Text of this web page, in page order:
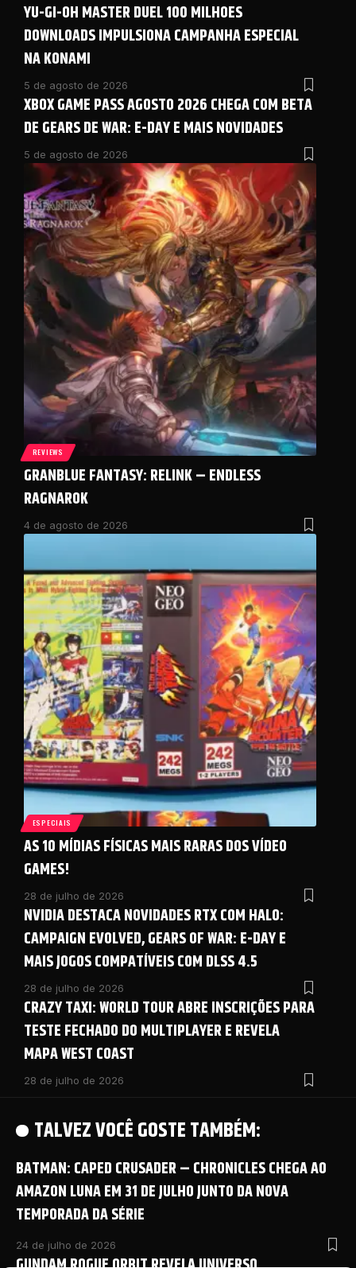
YU-GI-OH MASTER DUEL 100 MILHOES
DOWNLOADS IMPULSIONA CAMPANHA ESPECIAL
NA KONAMI
5 de agosto de 2026
XBOX GAME PASS AGOSTO 2026 CHEGA COM BETA
DE GEARS DE WAR: E-DAY E MAIS NOVIDADES
5 de agosto de 2026
REVIEWS
GRANBLUE FANTASY: RELINK – ENDLESS
RAGNAROK
4 de agosto de 2026
ESPECIAIS
AS 10 MÍDIAS FÍSICAS MAIS RARAS DOS VÍDEO
GAMES!
28 de julho de 2026
NVIDIA DESTACA NOVIDADES RTX COM HALO:
CAMPAIGN EVOLVED, GEARS OF WAR: E-DAY E
MAIS JOGOS COMPATÍVEIS COM DLSS 4.5
28 de julho de 2026
CRAZY TAXI: WORLD TOUR ABRE INSCRIÇÕES PARA
TESTE FECHADO DO MULTIPLAYER E REVELA
MAPA WEST COAST
28 de julho de 2026
TALVEZ VOCÊ GOSTE TAMBÉM:
BATMAN: CAPED CRUSADER – CHRONICLES CHEGA AO
AMAZON LUNA EM 31 DE JULHO JUNTO DA NOVA
TEMPORADA DA SÉRIE
24 de julho de 2026